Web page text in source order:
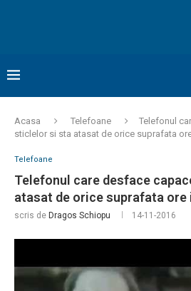
Acasa Telefoane
Telefonul
sticlelor si sta atasat de orice suprafata
Telefoane
Telefonul care desface
atasat de orice suprafata ore
scris de Dragos Schiopu 14-11-2016